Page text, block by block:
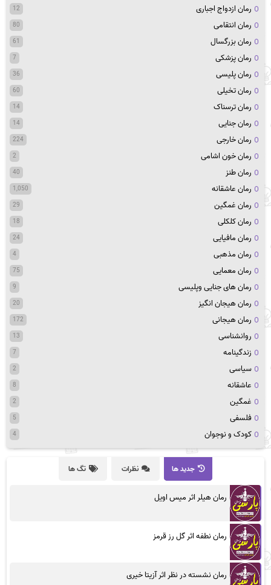
رمان ازدواج اجباری 12
رمان انتقامی 80
رمان بزرگسال 61
رمان پزشکی 7
رمان پلیسی 36
رمان تخیلی 60
رمان ترسناک 14
رمان جنایی 14
رمان خارجی 224
رمان خون اشامی 2
رمان طنز 40
رمان عاشقانه 1,050
رمان غمگین 29
رمان کلکلی 18
رمان مافیایی 24
رمان مذهبی 4
رمان معمایی 75
رمان های جنایی وپلیسی 9
رمان هیجان انگیز 20
رمان هیجانی 172
روانشناسی 13
زندگینامه 7
سیاسی 2
عاشقانه 8
غمگین 2
فلسفی 5
کودک و نوجوان 4
جدید ها نظرات تگ ها
رمان هیلر اثر میس اویل
رمان نطفه اثر گل رز قرمز
رمان نشسته در نظر اثر آزیتا خیری